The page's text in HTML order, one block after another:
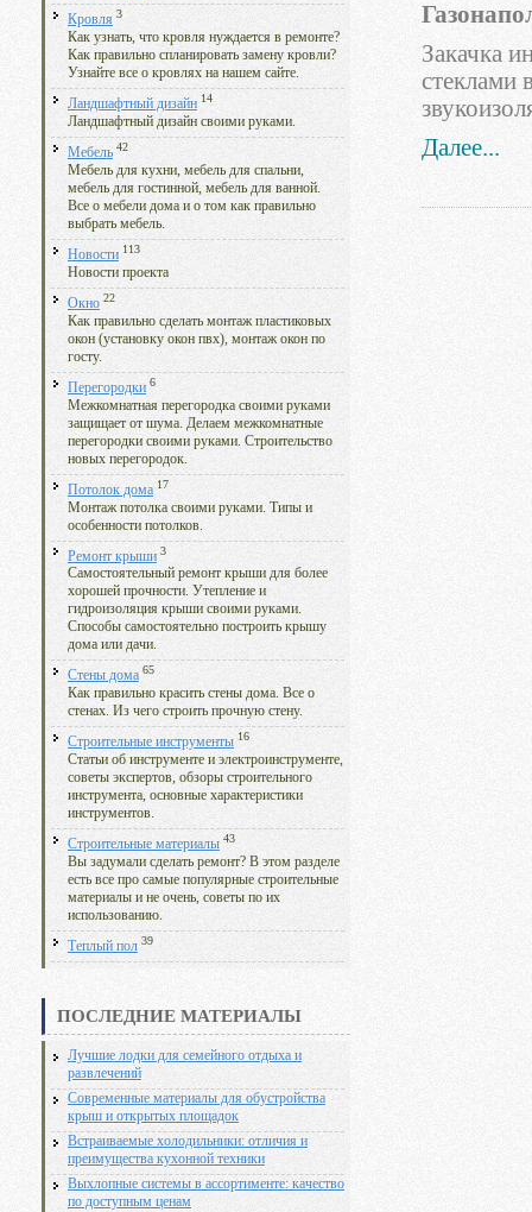
Кровля 3
Как узнать, что кровля нуждается в ремонте?
Как правильно спланировать замену кровли?
Узнайте все о кровлях на нашем сайте.
Ландшафтный дизайн 14
Ландшафтный дизайн своими руками.
Мебель 42
Мебель для кухни, мебель для спальни,
мебель для гостинной, мебель для ванной.
Все о мебели дома и о том как правильно
выбрать мебель.
Новости 113
Новости проекта
Окно 22
Как правильно сделать монтаж пластиковых
окон (установку окон пвх), монтаж окон по
госту.
Перегородки 6
Межкомнатная перегородка своими руками
защищает от шума. Делаем межкомнатные
перегородки своими руками. Строительство
новых перегородок.
Потолок дома 17
Монтаж потолка своими руками. Типы и
особенности потолков.
Ремонт крыши 3
Самостоятельный ремонт крыши для более
хорошей прочности. Утепление и
гидроизоляция крыши своими руками.
Способы самостоятельно построить крышу
дома или дачи.
Стены дома 65
Как правильно красить стены дома. Все о
стенах. Из чего строить прочную стену.
Строительные инструменты 16
Статьи об инструменте и электроинструменте,
советы экспертов, обзоры строительного
инструмента, основные характеристики
инструментов.
Строительные материалы 43
Вы задумали сделать ремонт? В этом разделе
есть все про самые популярные строительные
материалы и не очень, советы по их
использованию.
Теплый пол 39
ПОСЛЕДНИЕ МАТЕРИАЛЫ
Лучшие лодки для семейного отдыха и
развлечений
Современные материалы для обустройства
крыш и открытых площадок
Встраиваемые холодильники: отличия и
преимущества кухонной техники
Выхлопные системы в ассортименте: качество
по доступным ценам
Закачка
стеклами
Далее...